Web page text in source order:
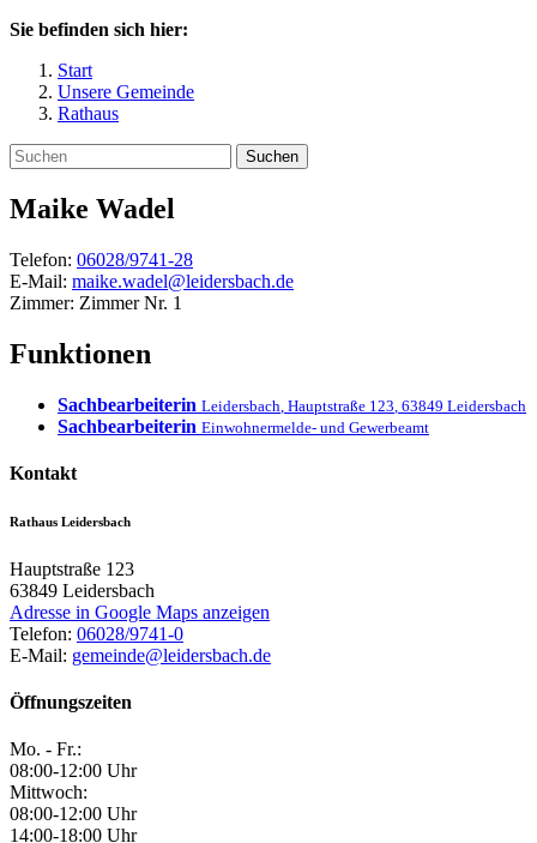
Sie befinden sich hier:
Start
Unsere Gemeinde
Rathaus
Suchen
Maike Wadel
Telefon: 06028/9741-28
E-Mail: maike.wadel@leidersbach.de
Zimmer: Zimmer Nr. 1
Funktionen
Sachbearbeiterin Leidersbach Hauptstraße 123 63849 Leidersbach
Sachbearbeiterin Einwohnermelde- und Gewerbeamt
Kontakt
Rathaus Leidersbach
Hauptstraße 123
63849 Leidersbach
Adresse in Google Maps anzeigen
Telefon: 06028/9741-0
E-Mail: gemeinde@leidersbach.de
Öffnungszeiten
Mo. - Fr.:
08:00-12:00 Uhr
Mittwoch:
08:00-12:00 Uhr
14:00-18:00 Uhr